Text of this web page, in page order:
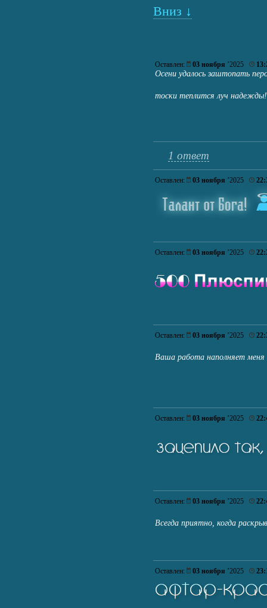
Вниз ↓
Оставлен: 03 ноября ’2025
Осени удалось заштопать
тоски теплится луч
1 ответ
Оставлен: 03 ноября ’2025
Оставлен: 03 ноября ’2025
Оставлен: 03 ноября ’2025
Ваша работа наполняет
Оставлен: 03 ноября ’2025
Оставлен: 03 ноября ’2025
Всегда приятно, когда
Оставлен: 03 ноября ’2025